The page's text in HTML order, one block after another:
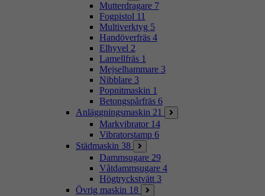
Mutterdragare 7
Fogpistol 11
Multiverktyg 5
Handöverfräs 4
Elhyvel 2
Lamellfräs 1
Mejselhammare 3
Nibblare 3
Popnitmaskin 1
Betongspårfräs 6
Anläggningsmaskin 21
Markvibrator 14
Vibratorstamp 6
Städmaskin 38
Dammsugare 29
Våtdammsugare 4
Högtryckstvätt 3
Övrig maskin 18